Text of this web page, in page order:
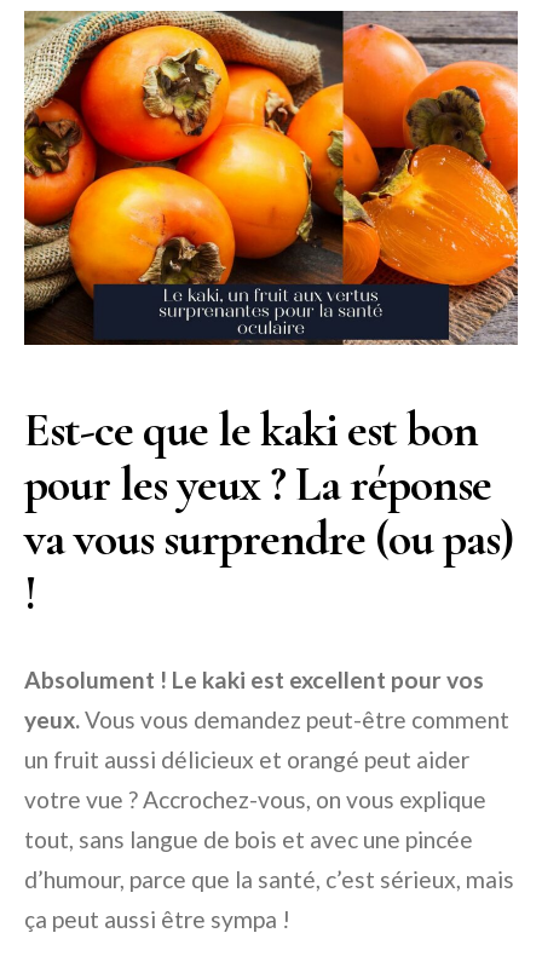
Est-ce que le kaki est bon
pour les yeux ? La réponse
va vous surprendre (ou pas)
!
Absolument ! Le kaki est excellent pour vos
yeux.Vous vous demandez peut-être comment
un fruit aussi délicieux et orangé peut aider
votre vue ? Accrochez-vous, on vous explique
tout, sans langue de bois et avec une pincée
d’humour, parce que la santé, c’est sérieux, mais
ça peut aussi être sympa !